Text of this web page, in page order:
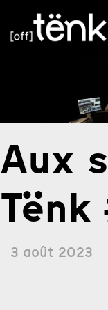
Aux
3 août 2023